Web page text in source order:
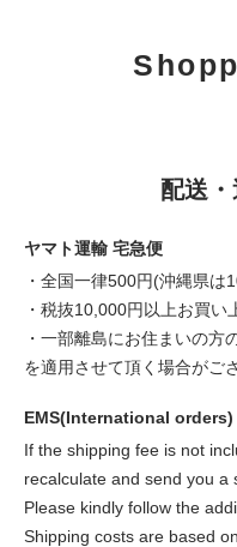
配送
ヤマト運輸 宅急便
・全国一律500円(沖縄県は
・税抜10,000円以上お買
・一部離島にお住まいの方
を適用させて頂く場合がご
EMS(International orders)
If the shipping fee is not
recalculate and send you a
Please kindly follow the
Shipping costs are based